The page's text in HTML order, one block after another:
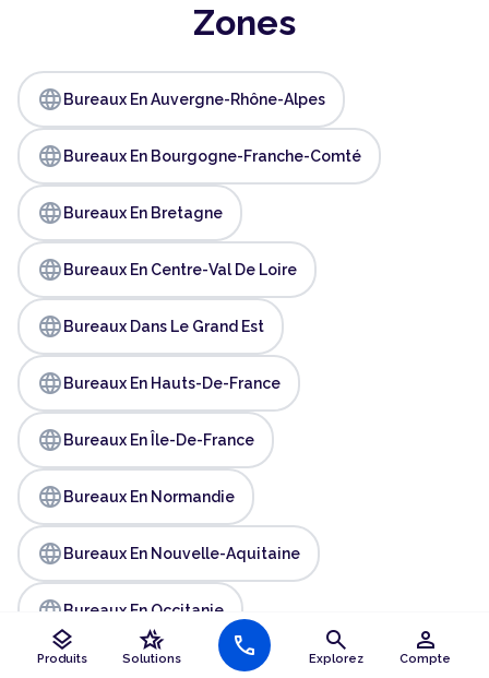
layers
Produits
hotel_class
Solutions call search
Explorez
person
Compte
Zones
language Bureaux En Auvergne-Rhône-Alpes
language Bureaux En Bourgogne-Franche-Comté
language Bureaux En Bretagne
language Bureaux En Centre-Val De Loire
language Bureaux Dans Le Grand Est
language Bureaux En Hauts-De-France
language Bureaux En Île-De-France
language Bureaux En Normandie
language Bureaux En Nouvelle-Aquitaine
languageBureaux En Occitanie
languageBureaux En Pays De La Loire